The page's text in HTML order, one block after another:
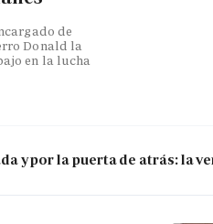
de
Donald la
en la lucha
y por la puerta de atrás: la